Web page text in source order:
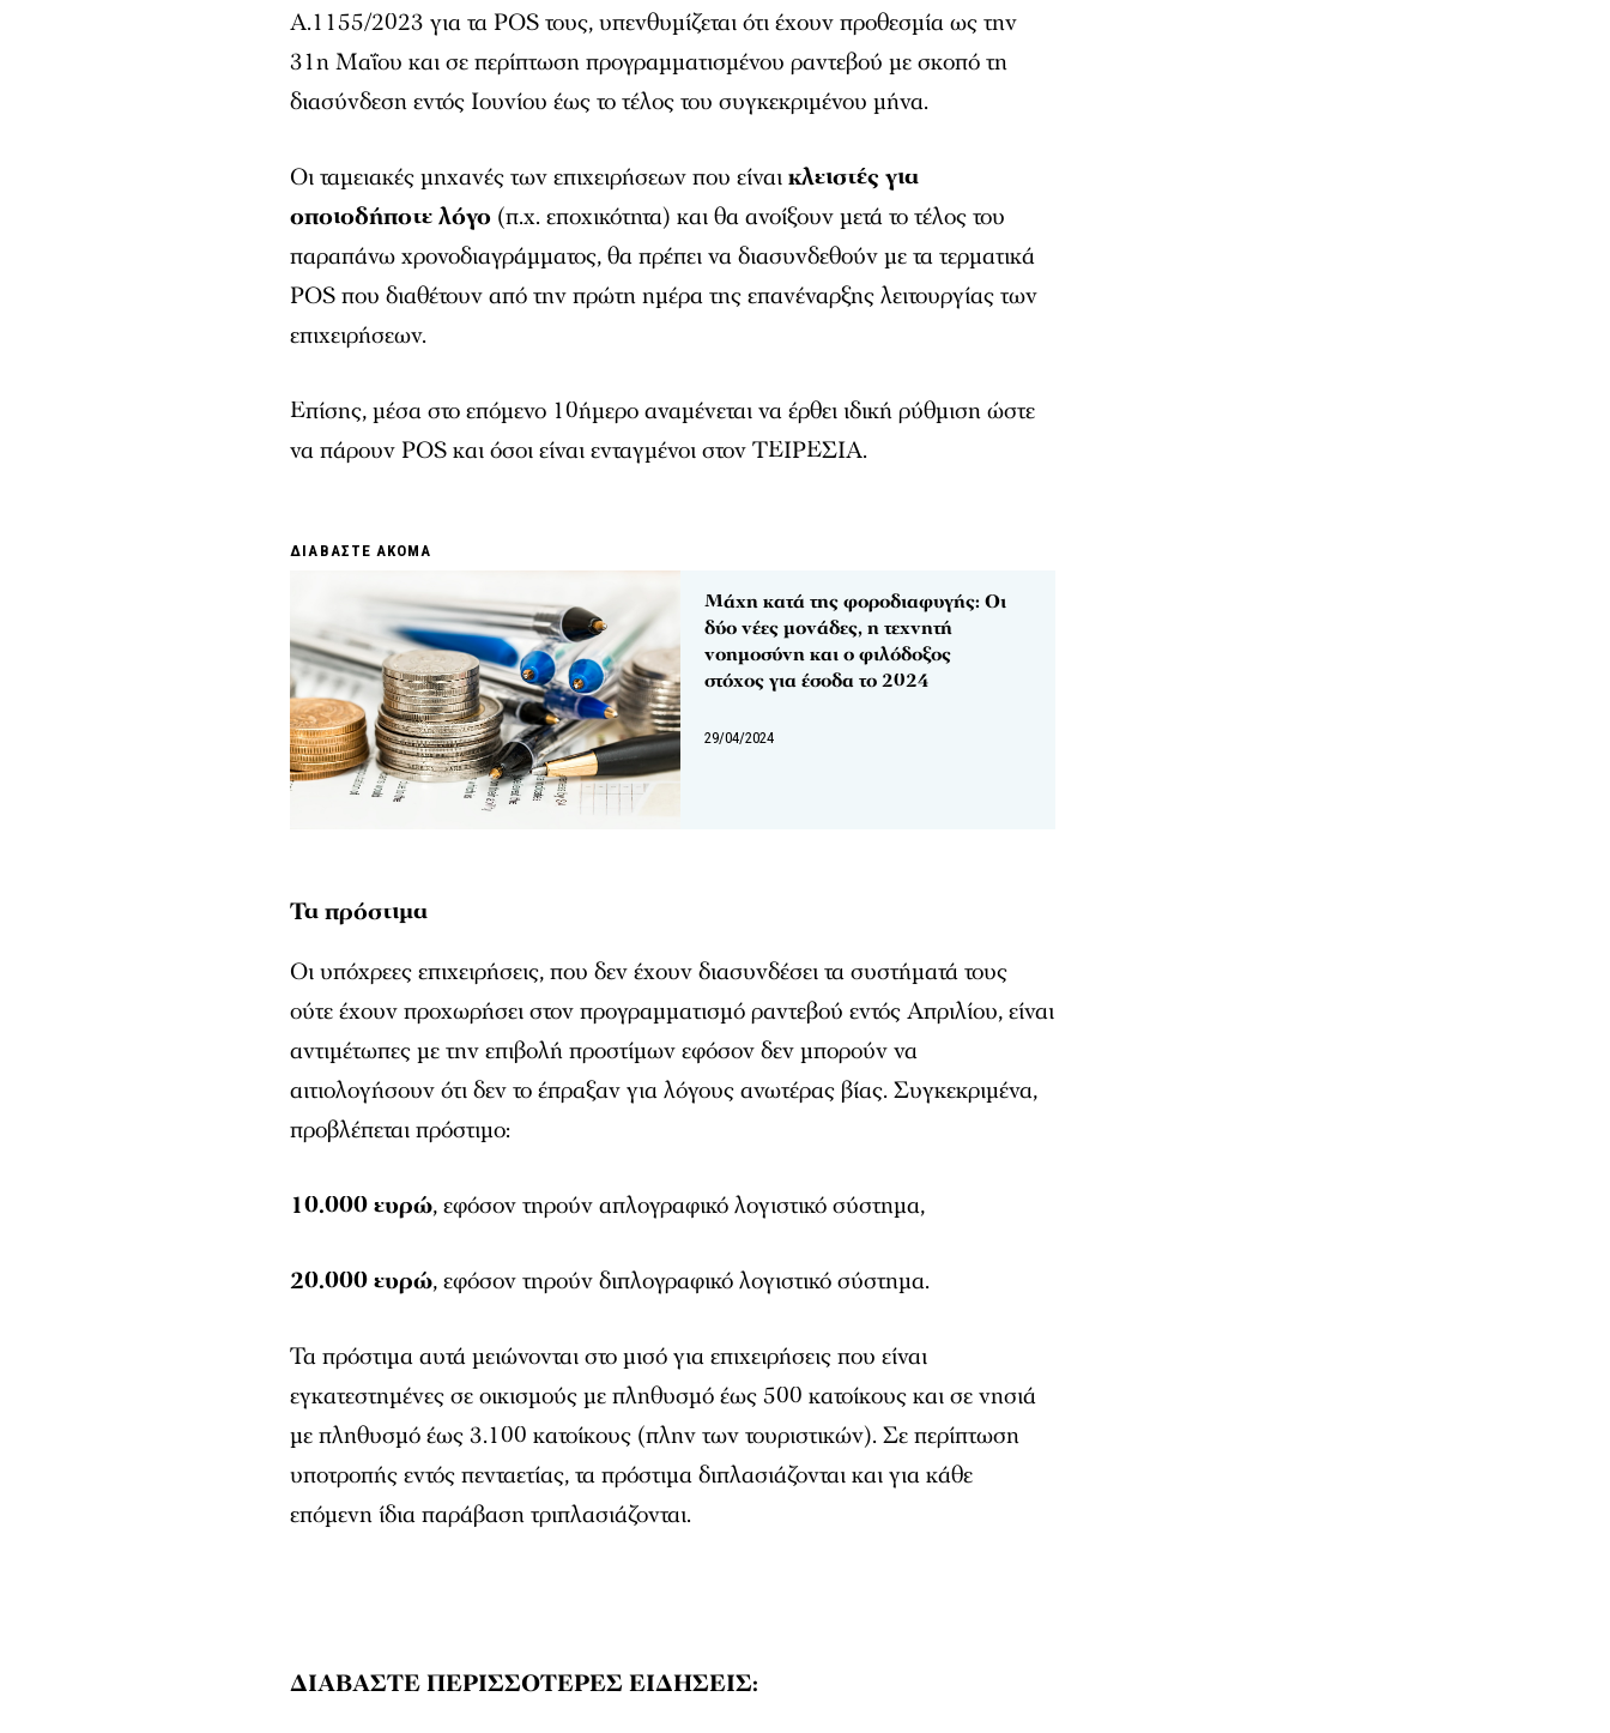
Α.1155/2023 για τα POS τους, υπενθυμίζεται ότι έχουν προθεσμία ως την
31η Μαΐου και σε περίπτωση προγραμματισμένου ραντεβού με σκοπό τη
διασύνδεση εντός Ιουνίου έως το τέλος του συγκεκριμένου μήνα.
Οι ταμειακές μηχανές των επιχειρήσεων που είναικλειστές για
οποιοδήποτε λόγο (π.χ. εποχικότητα) και θα ανοίξουν μετά το τέλος του
παραπάνω χρονοδιαγράμματος, θα πρέπει να διασυνδεθούν με τα τερματικά
POS που διαθέτουν από την πρώτη ημέρα της επανέναρξης λειτουργίας των
επιχειρήσεων.
Επίσης, μέσα στο επόμενο 10ήμερο αναμένεται να έρθει ιδική ρύθμιση ώστε
να πάρουν POS και όσοι είναι ενταγμένοι στον ΤΕΙΡΕΣΙΑ.
ΔΙΑΒΑΣΤΕ ΑΚΟΜΑ
Μάχη κατά της φοροδιαφυγής: Οι
δύο νέες μονάδες, η τεχνητή
νοημοσύνη και ο φιλόδοξος
στόχος για έσοδα το 2024
29/04/2024
Τα πρόστιμα
Οι υπόχρεες επιχειρήσεις, που δεν έχουν διασυνδέσει τα συστήματά τους
ούτε έχουν προχωρήσει στον προγραμματισμό ραντεβού εντός Απριλίου, είναι
αντιμέτωπες με την επιβολή προστίμων εφόσον δεν μπορούν να
αιτιολογήσουν ότι δεν το έπραξαν για λόγους ανωτέρας βίας. Συγκεκριμένα,
προβλέπεται πρόστιμο:
10.000 ευρώ, εφόσον τηρούν απλογραφικό λογιστικό σύστημα,
20.000 ευρώ, εφόσον τηρούν διπλογραφικό λογιστικό σύστημα.
Τα πρόστιμα αυτά μειώνονται στο μισό για επιχειρήσεις που είναι
εγκατεστημένες σε οικισμούς με πληθυσμό έως 500 κατοίκους και σε νησιά
με πληθυσμό έως 3.100 κατοίκους (πλην των τουριστικών). Σε περίπτωση
υποτροπής εντός πενταετίας, τα πρόστιμα διπλασιάζονται και για κάθε
επόμενη ίδια παράβαση τριπλασιάζονται.
ΔΙΑΒΑΣΤΕ ΠΕΡΙΣΣΟΤΕΡΕΣ ΕΙΔΗΣΕΙΣ: